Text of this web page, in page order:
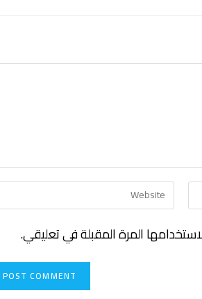
المرة المقبلة في تعليقي.